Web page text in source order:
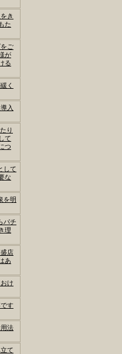
き
た
ご
が
る
く
入
り
て
つ
して
な
を明
パチ
理
店
あ
け
す
法
て